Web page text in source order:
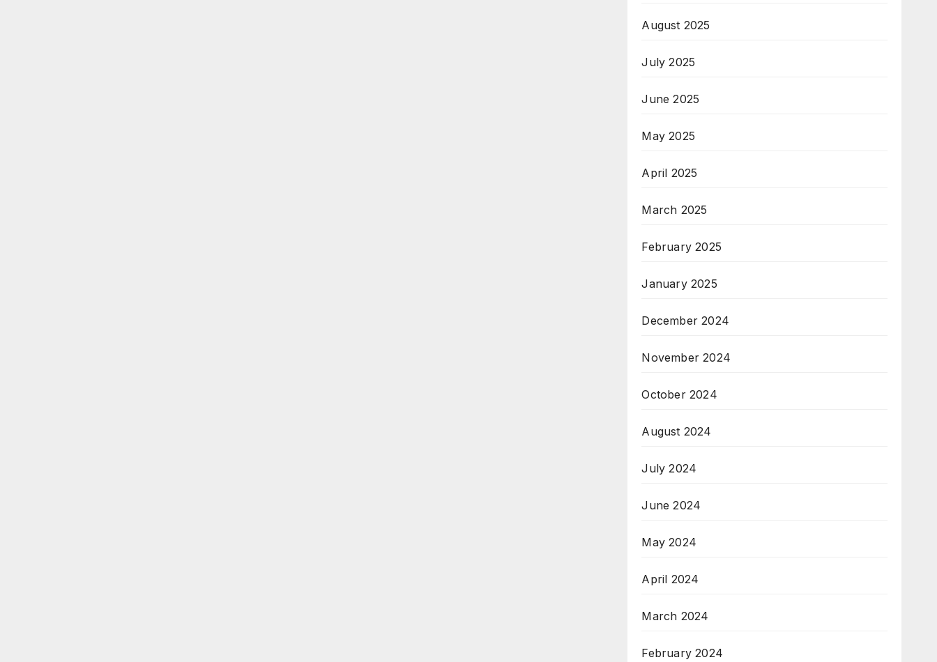
August 2025
July 2025
June 2025
May 2025
April 2025
March 2025
February 2025
January 2025
December 2024
November 2024
October 2024
August 2024
July 2024
June 2024
May 2024
April 2024
March 2024
February 2024